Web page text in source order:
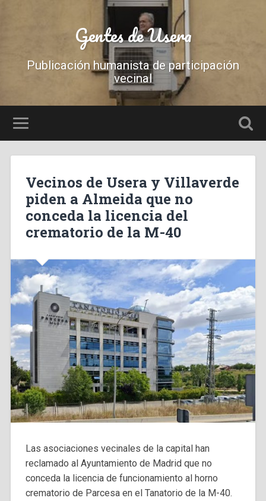
Gentes de Usera
Publicación humanista de participación
vecinal
Vecinos de Usera y Villaverde
piden a Almeida que no
conceda la licencia del
crematorio de la M-40
Las asociaciones vecinales de la capital han
reclamado al Ayuntamiento de Madrid que no
conceda la licencia de funcionamiento al horno
crematorio de Parcesa en el Tanatorio de la M-40.